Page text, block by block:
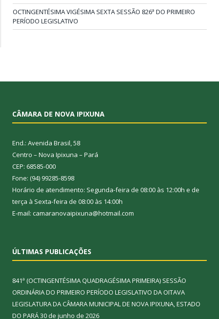
OCTINGENTÉSIMA VIGÉSIMA SEXTA SESSÃO 826ª DO PRIMEIRO
PERÍODO LEGISLATIVO
CÂMARA DE NOVA IPIXUNA
End.: Avenida Brasil, 58
Centro – Nova Ipixuna – Pará
CEP: 68585-000
Fone: (94) 99285-8598
Horário de atendimento: Segunda-feira de 08:00 às 12:00h e de
terça à Sexta-feira de 08:00 às 14:00h
E-mail: camaranovaipixuna@hotmail.com
ÚLTIMAS PUBLICAÇÕES
841ª (OCTINGENTÉSIMA QUADRAGÉSIMA PRIMEIRA) SESSÃO
ORDINÁRIA DO PRIMEIRO PERÍODO LEGISLATIVO DA OITAVA
LEGISLATURA DA CÂMARA MUNICIPAL DE NOVA IPIXUNA, ESTADO
DO PARÁ30 de junho de 2026